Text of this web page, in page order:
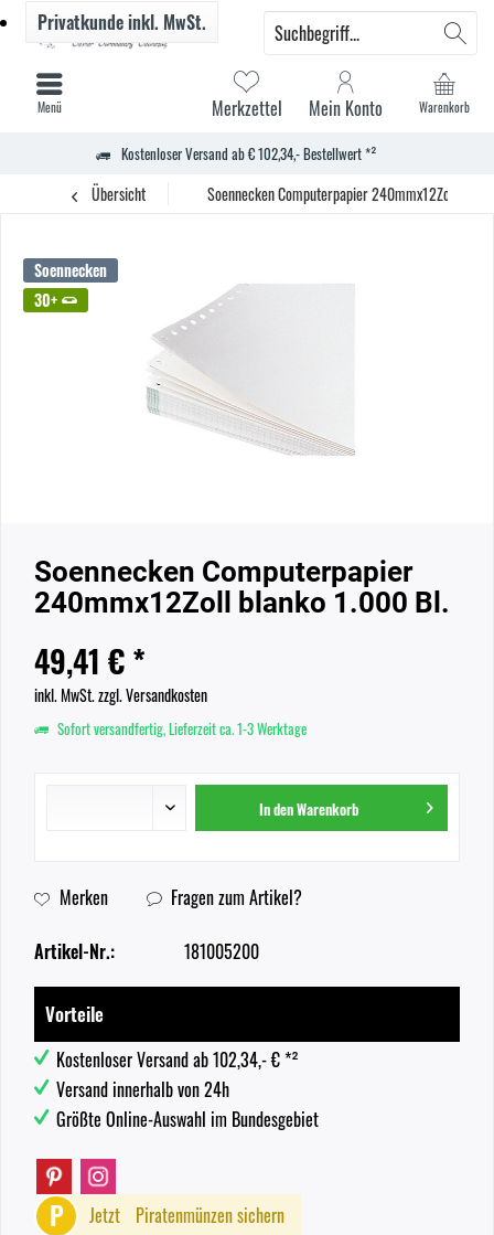
Kostenloser Versand ab € 102,34,- Bestellwert *²
Warenkorb
Merkzettel Mein Konto
Privatkundeinkl. MwSt.
Menü
Übersicht Soennecken Computerpapier 240mmx12Zoll
Soennecken
30+
Soennecken Computerpapier
240mmx12Zoll blanko 1.000 Bl.
49,41 € *
inkl. MwSt.zzgl. Versandkosten
Sofort versandfertig, Lieferzeit ca. 1-3 Werktage
In denWarenkorb
Merken Fragen zum Artikel?
Artikel-Nr.: 181005200
Vorteile
Kostenloser Versand ab 102,34,- € *²
Versand innerhalb von 24h
Größte Online-Auswahl im Bundesgebiet
P Jetzt Piratenmünzen sichern